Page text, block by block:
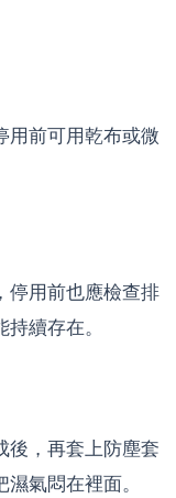
用前可用乾布或微
停用前也應檢查排
續存在。
後，再套上防塵套
氣悶在裡面。